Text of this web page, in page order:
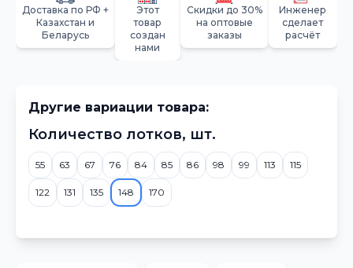
Доставка по РФ +
Казахстан и
Беларусь
Этот
товар
создан
нами
Скидки до 30%
на оптовые
заказы
Инженер
сделает
расчёт
Другие вариации товара:
Количество лотков, шт.
55 63 67 76 84 85 86 98 99 113 115
122 131 135 148 170